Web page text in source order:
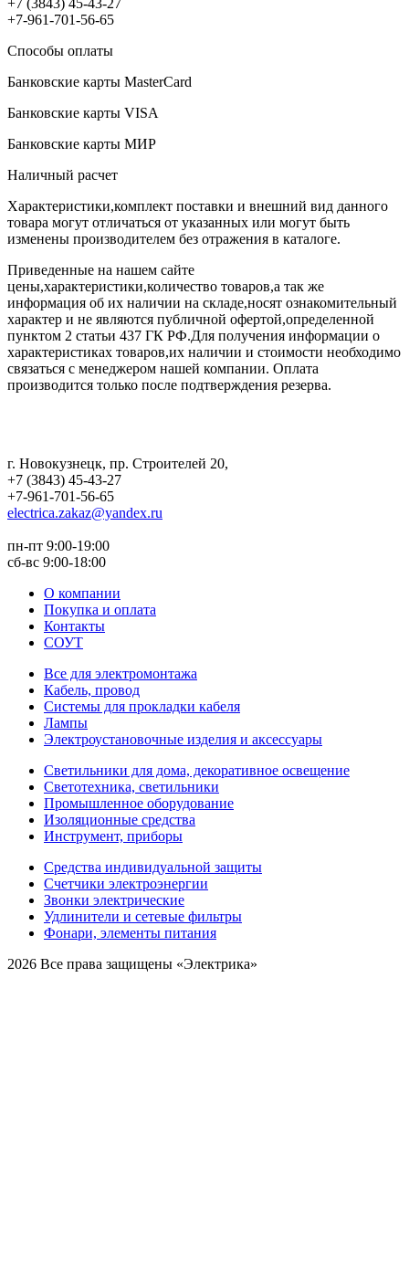
+7-961-701-56-65
Способы оплаты
Банковские карты MasterCard
Банковские карты VISA
Банковские карты МИР
Наличный расчет
Характеристики,комплект поставки и внешний вид данного
товара могут отличаться от указанных или могут быть
изменены производителем без отражения в каталоге.
Приведенные на нашем сайте
цены,характеристики,количество товаров,а так же
информация об их наличии на складе,носят ознакомительный
характер и не являются публичной офертой,определенной
пунктом 2 статьи 437 ГК РФ.Для получения информации о
характеристиках товаров,их наличии и стоимости необходимо
связаться с менеджером нашей компании. Оплата
производится только после подтверждения резерва.
г. Новокузнецк, пр. Строителей 20,
+7 (3843) 45-43-27
+7-961-701-56-65
electrica.zakaz@yandex.ru
пн-пт 9:00-19:00
сб-вс 9:00-18:00
О компании
Покупка и оплата
Контакты
СОУТ
Все для электромонтажа
Кабель, провод
Системы для прокладки кабеля
Лампы
Электроустановочные изделия и аксессуары
Светильники для дома, декоративное освещение
Светотехника, светильники
Промышленное оборудование
Изоляционные средства
Инструмент, приборы
Средства индивидуальной защиты
Счетчики электроэнергии
Звонки электрические
Удлинители и сетевые фильтры
Фонари, элементы питания
2026 Все права защищены «Электрика»